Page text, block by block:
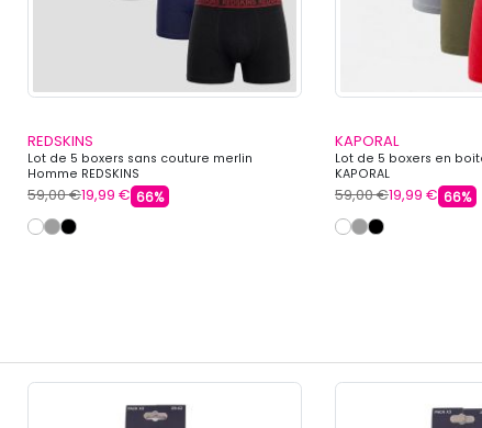
REDSKINS
Lot de 5 boxers sans couture merlin
Homme REDSKINS
59,00 €19,99 € 66%
KAPORAL
Lot de 5 boxers en
KAPORAL
59,00 €19,99 € 66%